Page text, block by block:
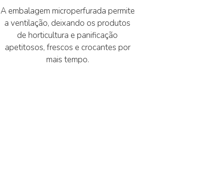
A embalagem microperfurada permite
a ventilação, deixando os produtos
de horticultura e panificação
apetitosos, frescos e crocantes por
mais tempo.